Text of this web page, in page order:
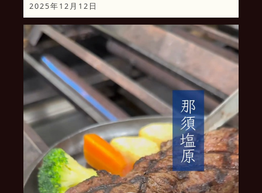
2025年12月12日
動
画
プ
ー
ヤ
ー